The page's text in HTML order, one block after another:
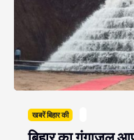
खबरें बिहार की